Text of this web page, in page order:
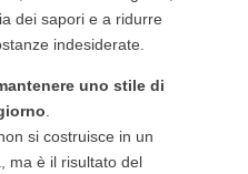
dei sapori e a ridurre
indesiderate.
uno stile di
si costruisce in un
ma è il risultato del